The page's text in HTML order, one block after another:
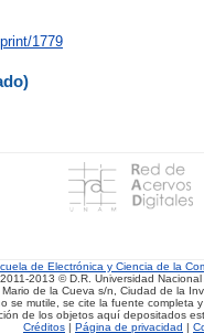
1779
de Electrónica y Ciencia de la
2013 © D.R. Universidad Nacional
de la Cueva s/n, Ciudad de la
mutile, se cite la fuente completa
de los objetos aquí depositados
Créditos | Página de privacidad |